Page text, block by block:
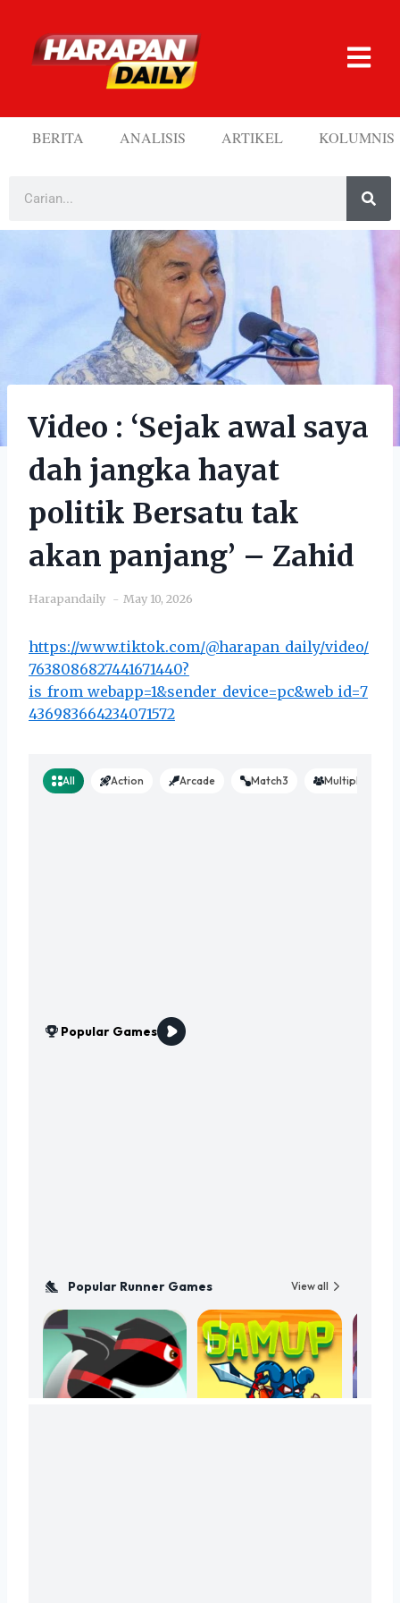
BERITA ANALISIS ARTIKEL KOLUMNIS
Video : ‘Sejak awal saya
dah jangka hayat
politik Bersatu tak
akan panjang’ – Zahid
Harapandaily May 10, 2026
https://www.tiktok.com/@harapan_daily/video/
7638086827441671440?
is_from_webapp=1&sender_device=pc&web_id=7
436983664234071572